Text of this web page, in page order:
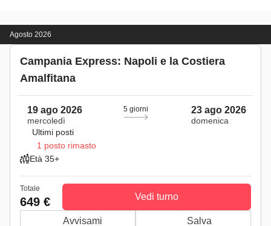
Agosto 2026
Campania Express: Napoli e la Costiera
Amalfitana
19 ago 2026
mercoledì
5 giorni 23 ago 2026
domenica
Ultimi posti
1 posto rimasto
Età 35+
Totale
649 € Vedi turno
Avvisami Salva